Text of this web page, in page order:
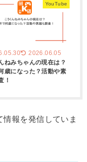
YouTube
2026.06.05
ねみちゃんの現在は？
歳になった？活動や素
！
報を発信していま